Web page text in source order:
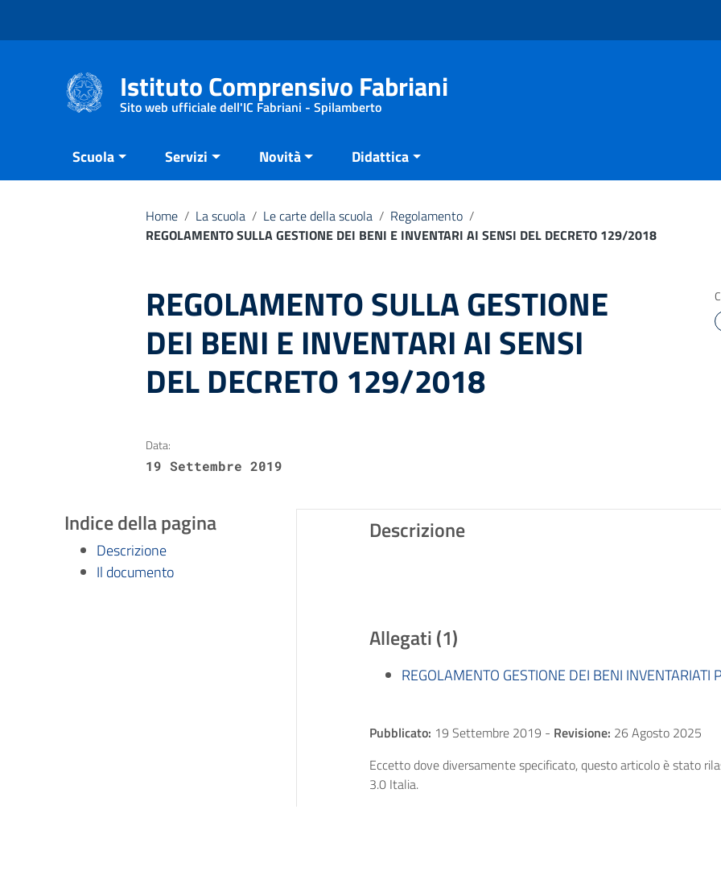
Istituto Comprensivo Fabriani
Sito web ufficiale dell'IC Fabriani - Spilamberto
Scuola Servizi Novità Didattica
Home / La scuola / Le carte della scuola / Regolamento /
REGOLAMENTO SULLA GESTIONE DEI BENI E INVENTARI AI SENSI DEL DECRETO 129/2018
REGOLAMENTO SULLA GESTIONE
DEI BENI E INVENTARI AI SENSI
DEL DECRETO 129/2018
Data:
19 Settembre 2019
Indice della pagina
Descrizione
Il documento
Descrizione
Allegati (1)
REGOLAMENTO GESTIONE DEI BENI
Pubblicato: 19 Settembre 2019 - Revisione: 26 Agosto 2025
Eccetto dove diversamente specificato, questo articolo è stato
3.0 Italia.